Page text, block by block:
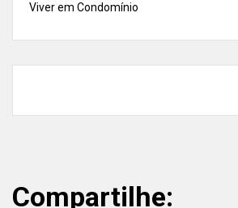
Viver em Condomínio
Compartilhe: